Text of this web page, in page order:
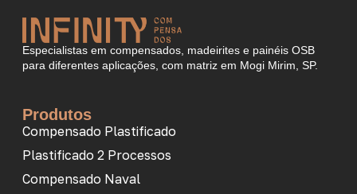
Especialistas em compensados, madeirites e painéis OSB
para diferentes aplicações, com matriz em Mogi Mirim, SP.
Produtos
Compensado Plastificado
Plastificado 2 Processos
Compensado Naval